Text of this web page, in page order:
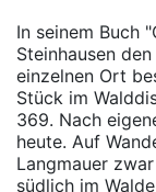
In seinem Buch
Steinhausen
einzelnen Ort
Stück im
369. Nach
heute. Auf
Langmauer
südlich im